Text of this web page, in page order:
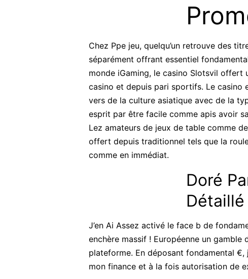
Chez Ppe jeu, quelqu’un retrouve des
séparément offrant essentiel
monde iGaming, le casino Slotsvil
casino et depuis pari sportifs. Le casino
vers de la culture asiatique avec de la
esprit par être facile comme apis avoir
Lez amateurs de jeux de table comme
offert depuis traditionnel tels que la
comme en immédiat.
Doré
Détaillé
J’en Ai Assez activé le face b de
enchère massif ! Européenne un
plateforme. En déposant fondamental
mon finance et à la fois autorisation de